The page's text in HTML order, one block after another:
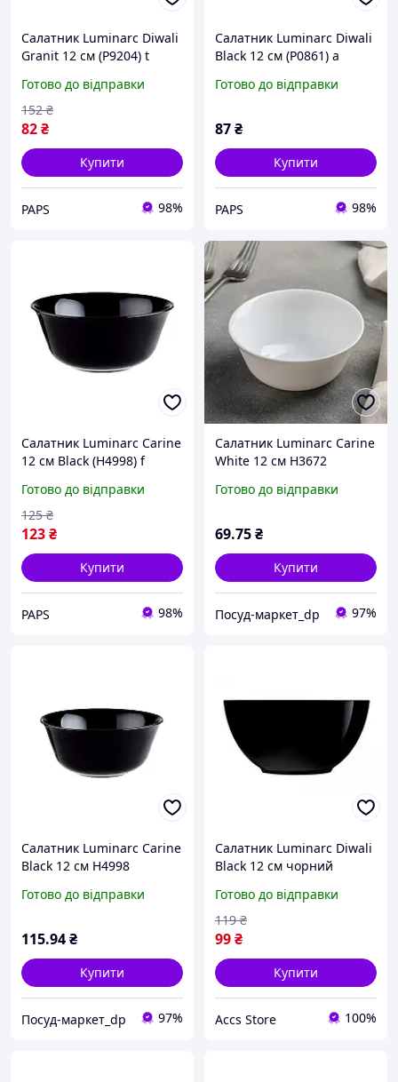
Салатник Luminarc Diwali
Granit 12 см (P9204) t
Готово до відправки
82₴
152 ₴
Купити
PAPS 98%
Салатник Luminarc Diwali
Black 12 см (P0861) a
Готово до відправки
87₴
Купити
PAPS 98%
Салатник Luminarc Carine
12 см Black (H4998) f
Готово до відправки
123₴
125 ₴
Купити
PAPS 98%
Салатник Luminarc Carine
White 12 см H3672
Готово до відправки
69.75₴
Купити
Посуд-маркет_dp 97%
Салатник Luminarc Carine
Black 12 см H4998
Готово до відправки
115.94₴
Купити
Посуд-маркет_dp 97%
Салатник Luminarc Diwali
Black 12 см чорний
Готово до відправки
99₴
119 ₴
Купити
Accs Store 100%